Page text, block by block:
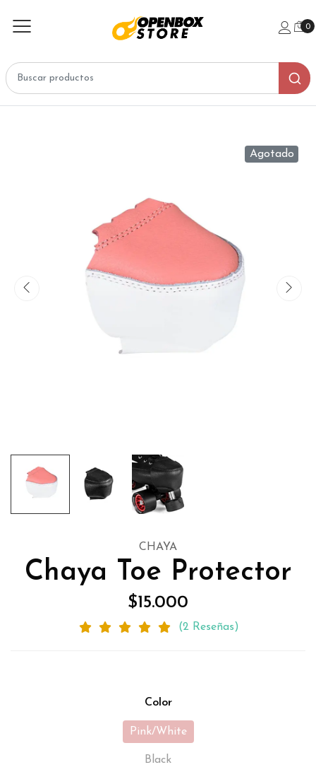
0
Agotado
CHAYA
Chaya Toe Protector
$15.000
(2 Reseñas)
Color
Pink/White
Black